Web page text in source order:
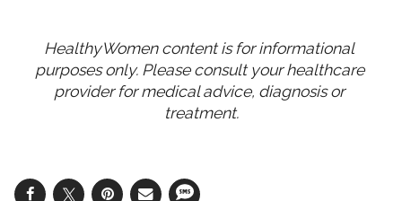
HealthyWomen content is for informational
purposes only. Please consult your healthcare
provider for medical advice, diagnosis or
treatment.